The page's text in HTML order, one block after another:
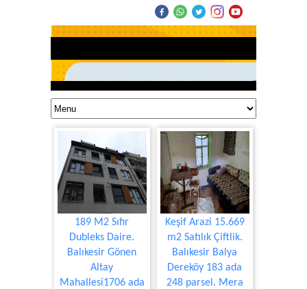
189 M2 Sıfır
Dubleks Daire.
Balıkesir Gönen
Altay
Mahallesi1706 ada
Keşif Arazi 15.669
m2 Satılık Çiftlik.
Balıkesir Balya
Dereköy 183 ada
248 parsel. Mera